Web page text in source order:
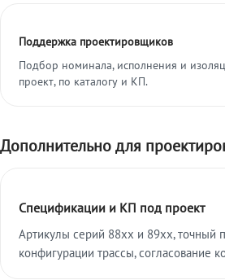
Поддержка проектировщиков
Подбор номинала, исполнения и
проект, по каталогу и КП.
Дополнительно для
Спецификации и КП под проект
Артикулы серий 88xx и 89xx, точный
конфигурации трассы, согласование